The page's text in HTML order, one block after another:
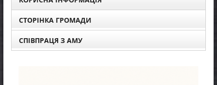
СТОРІНКА ГРОМАДИ
СПІВПРАЦЯ З АМУ